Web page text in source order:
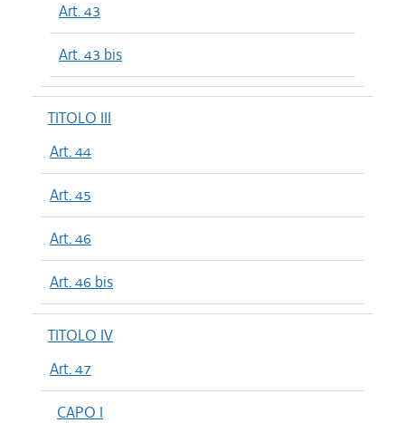
Art. 43
Art. 43 bis
TITOLO III
Art. 44
Art. 45
Art. 46
Art. 46 bis
TITOLO IV
Art. 47
CAPO I